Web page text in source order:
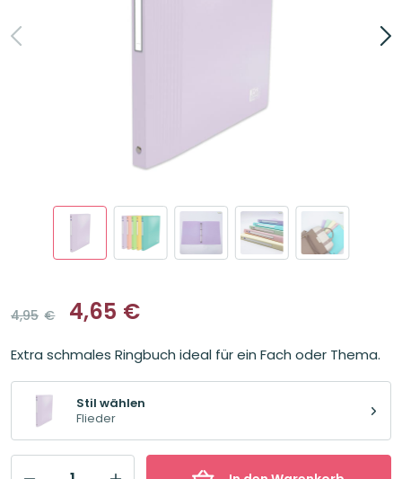
4,95 €
Ursprünglicher
Preis
war:
4,95€
4,65 €
Aktueller
Preis
ist:
4,65€.
Extra schmales Ringbuch ideal für ein Fach oder Thema.
Stil wählen
Flieder